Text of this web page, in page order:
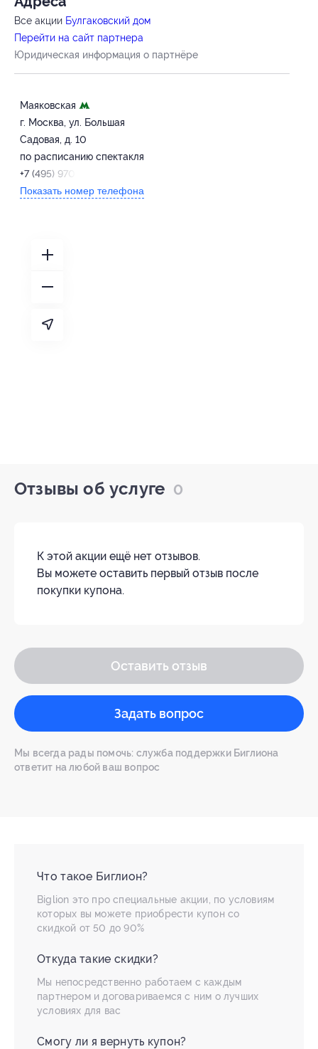
Все акции Булгаковский дом
Перейти на сайт партнера
Юридическая информация о партнёре
Маяковская
г. Москва, ул. Большая
Садовая, д. 10
по расписанию спектакля
+7 (495) 970-06-19
Показать номер телефона
Отзывы об услуге 0
К этой акции ещё нет отзывов.
Вы можете оставить первый отзыв после
покупки купона.
Оставить отзыв
Задать вопрос
Мы всегда рады помочь: служба поддержки Биглиона
ответит на любой ваш вопрос
Что такое Биглион?
Biglion это про специальные акции, по условиям
которых вы можете приобрести купон со
скидкой от 50 до 90%
Откуда такие скидки?
Мы непосредственно работаем с каждым
партнером и договариваемся с ним о лучших
условиях для вас
Смогу ли я вернуть купон?